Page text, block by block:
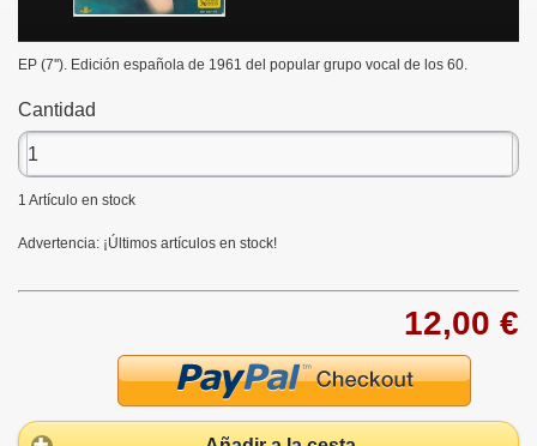
EP (7''). Edición española de 1961 del popular grupo vocal de los 60.
Cantidad
1 Artículo en stock
Advertencia: ¡Últimos artículos en stock!
12,00 €